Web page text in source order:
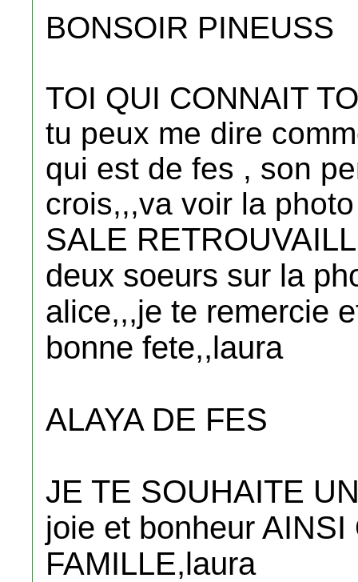
BONSOIR PINEUSS
TOI QUI CONNAIT
tu peux me dire
qui est de fes , son
crois,,,va voir la
SALE
deux soeurs sur la
alice,,,je te remercie
bonne fete,,laura
ALAYA DE FES
JE TE SOUHAITE
joie et bonheur AINSI
FAMILLE,laura